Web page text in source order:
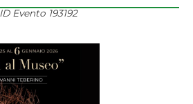
ID Evento 193192